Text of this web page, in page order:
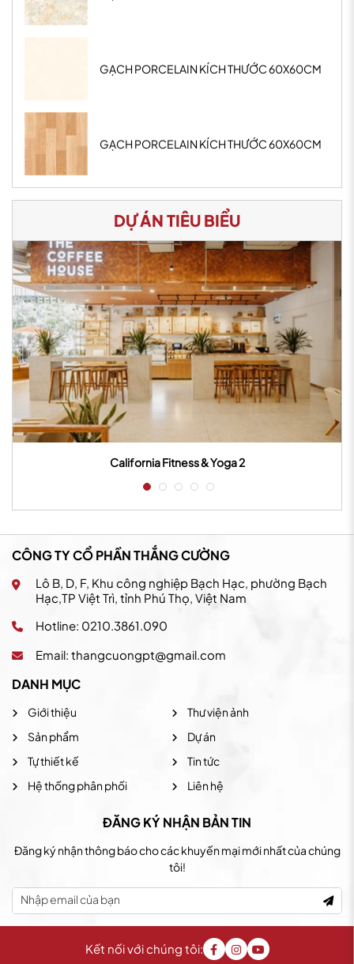
GẠCH PORCELAIN KÍCH THƯỚC 60X60CM
GẠCH PORCELAIN KÍCH THƯỚC 60X60CM
DỰ ÁN TIÊU BIỂU
California Fitness & Yoga 3
CÔNG TY CỔ PHẦN THẮNG CƯỜNG
Lô B, D, F, Khu công nghiệp Bạch Hạc, phường Bạch
Hạc,TP Việt Trì, tỉnh Phú Thọ, Việt Nam
Hotline: 0210.3861.090
Email: thangcuongpt@gmail.com
DANH MỤC
Giới thiệu
Sản phẩm
Tự thiết kế
Hệ thống phân phối
Thư viện ảnh
Dự án
Tin tức
Liên hệ
ĐĂNG KÝ NHẬN BẢN TIN
Đăng ký nhận thông báo cho các khuyến mại mới nhất của chúng
tôi!
Kết nối với chúng tôi: